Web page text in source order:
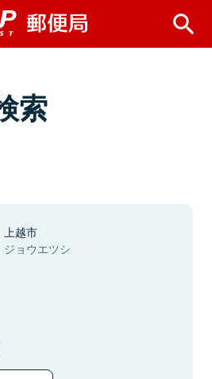
索
上越市
ジョウエツシ